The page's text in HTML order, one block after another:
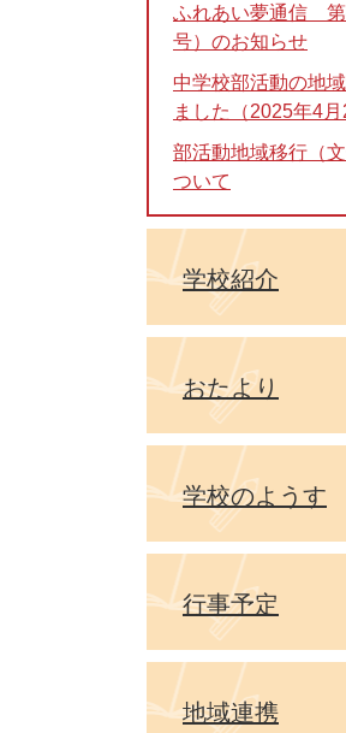
ふれあい夢通信 第
号）のお知らせ
中学校部活動の地
ました（2025年4月
部活動地域移行（
ついて
学校紹介
おたより
学校のようす
行事予定
地域連携